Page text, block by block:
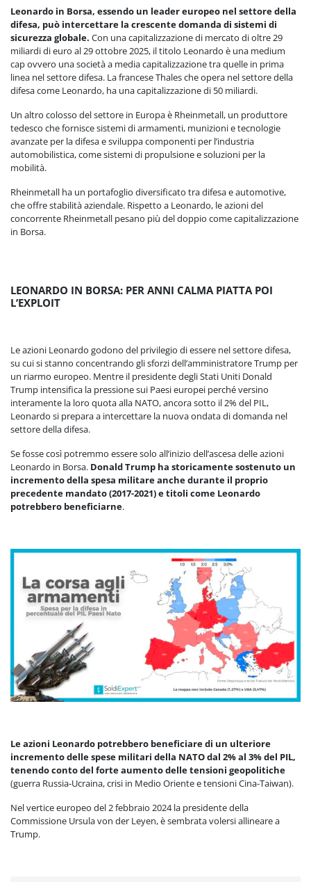
Leonardo in Borsa, essendo un leader europeo nel settore della
difesa, può intercettare la crescente domanda di sistemi di
sicurezza globale. Con una capitalizzazione di mercato di oltre 29
miliardi di euro al 29 ottobre 2025, il titolo Leonardo è una medium
cap ovvero una società a media capitalizzazione tra quelle in prima
linea nel settore difesa. La francese Thales che opera nel settore della
difesa come Leonardo, ha una capitalizzazione di 50 miliardi.
Un altro colosso del settore in Europa è Rheinmetall, un produttore
tedesco che fornisce sistemi di armamenti, munizioni e tecnologie
avanzate per la difesa e sviluppa componenti per l’industria
automobilistica, come sistemi di propulsione e soluzioni per la
mobilità.
Rheinmetall ha un portafoglio diversificato tra difesa e automotive,
che offre stabilità aziendale. Rispetto a Leonardo, le azioni del
concorrente Rheinmetall pesano più del doppio come capitalizzazione
in Borsa.
LEONARDO IN BORSA: PER ANNI CALMA PIATTA POI
L’EXPLOIT
Le azioni Leonardo godono del privilegio di essere nel settore difesa,
su cui si stanno concentrando gli sforzi dell’amministratore Trump per
un riarmo europeo. Mentre il presidente degli Stati Uniti Donald
Trump intensifica la pressione sui Paesi europei perché versino
interamente la loro quota alla NATO, ancora sotto il 2% del PIL,
Leonardo si prepara a intercettare la nuova ondata di domanda nel
settore della difesa.
Se fosse così potremmo essere solo all’inizio dell’ascesa delle azioni
Leonardo in Borsa. Donald Trump ha storicamente sostenuto un
incremento della spesa militare anche durante il proprio
precedente mandato (2017-2021) e titoli come Leonardo
potrebbero beneficiarne.
Le azioni Leonardo potrebbero beneficiare di un ulteriore
incremento delle spese militari della NATO dal 2% al 3% del PIL,
tenendo conto del forte aumento delle tensioni geopolitiche
(guerra Russia-Ucraina, crisi in Medio Oriente e tensioni Cina-Taiwan).
Nel vertice europeo del 2 febbraio 2024 la presidente della
Commissione Ursula von der Leyen, è sembrata volersi allineare a
Trump.